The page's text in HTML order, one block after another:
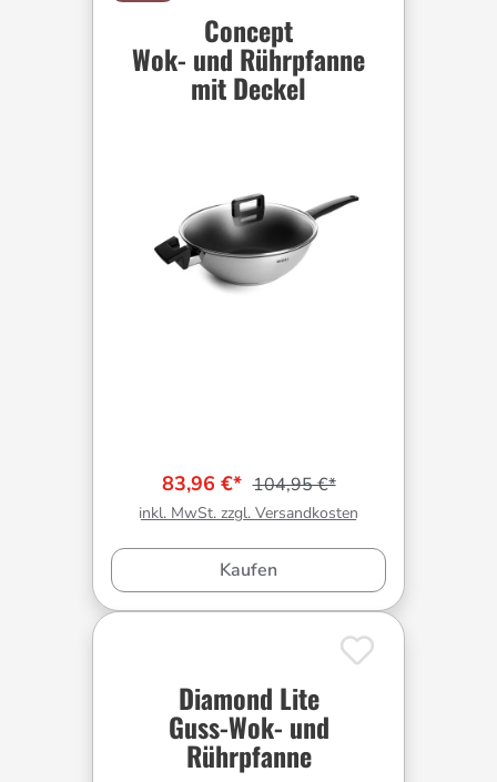
Concept
Wok- und Rührpfanne
mit Deckel
83,96 €* 104,95 €*
inkl. MwSt. zzgl. Versandkosten
Kaufen
Diamond Lite
Guss-Wok- und
Rührpfanne